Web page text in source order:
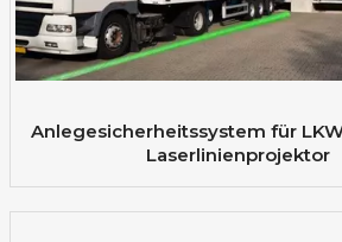
Anlegesicherheitssystem für
Laserlinienprojektor